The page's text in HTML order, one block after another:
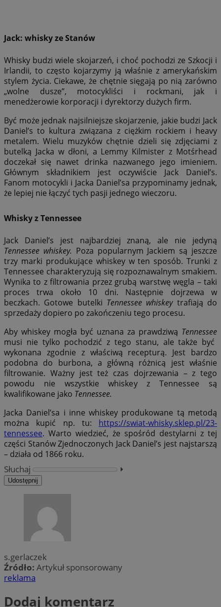
Jack: whisky ze Stanów
Whisky budzi wiele skojarzeń, i choć pochodzi ze Szkocji i
Irlandii, to często kojarzymy ją właśnie z amerykańskim
stylem życia. Ciekawe, że chętnie sięgają po nią zarówno
„wolne dusze”, motocykliści i rockmani, jak i
menedżerowie korporacji i dyrektorzy dużych firm.
Być może jednak najsilniejsze skojarzenie, jakie budzi Jack
Daniel’s to kultura związana z ciężkim rockiem i heavy
metalem. Wielu muzyków chętnie dzieli się zdjęciami z
butelką Jacka w dłoni, a Lemmy Kilmister z Motśrhead
doczekał się nawet drinka nazwanego jego imieniem.
Głównym składnikiem jest oczywiście Jack Daniel’s.
Fanom motocykli i Jacka Daniel’sa przypominamy jednak,
że lepiej nie łączyć tych pasji jednego wieczoru.
Whisky z Tennessee
Jack Daniel’s jest najbardziej znaną, ale nie jedyną
Tennessee whiskey. Poza popularnym Jackiem są jeszcze
trzy marki produkujące whiskey w ten sposób. Trunki z
Tennessee charakteryzują się rozpoznawalnym smakiem.
Wynika to z filtrowania przez grubą warstwę węgla – taki
proces trwa około 10 dni. Następnie dojrzewa w
beczkach. Gotowe butelki Tennessee whiskeytrafiają do
sprzedaży dopiero po zakończeniu tego procesu.
Aby whiskey mogła być uznana za prawdziwą Tennessee
musi nie tylko pochodzić z tego stanu, ale także być
wykonana zgodnie z właściwą recepturą. Jest bardzo
podobna do burbona, a główną różnicą jest właśnie
filtrowanie. Ważny jest też czas dojrzewania – z tego
powodu nie wszystkie whiskey z Tennessee są
kwalifikowane jako Tennessee.
Jacka Daniel’sa i inne whiskey produkowane tą metodą
można kupić np. tu: https://swiat-whisky.sklep.pl/23-
tennessee. Warto wiedzieć, że spośród destylarni z tej
części Stanów Zjednoczonych Jack Daniel’s jest najstarszą
– działa od 1866 roku.
Słuchaj ⏵︎
Udostępnij
s.gerlaczek
Źródło: Artykuł sponsorowany
reklama
Dodaj komentarz